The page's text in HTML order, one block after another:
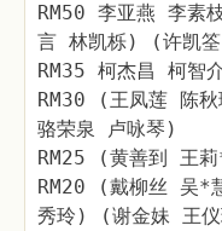
RM50 李亚燕 李
言 林凯栎) (许凯
RM35 柯杰昌 柯智
RM30 (王凤莲 陈
骆荣泉 卢咏琴)
RM25 (黄善到 王
RM20 (戴柳丝 吴*
秀玲) (谢金妹 王